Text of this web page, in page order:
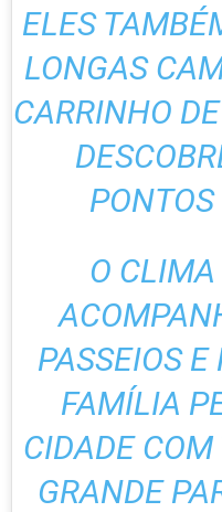
ELES
LONGAS
CARRINHO
PONTOS
O
PASSEIOS
FAMÍLIA
CIDADE
GRANDE